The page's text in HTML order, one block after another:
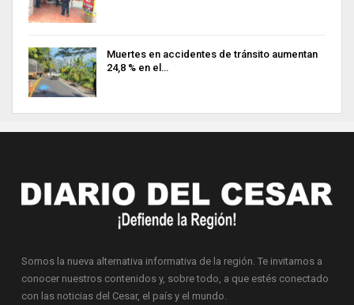
Muertes en accidentes de tránsito aumentan
24,8 % en el…
Somos la nueva alternativa informativa de la región. Te invitamos a
conocer nuestros contenidos y, sobre todo, a que estés conectado
con las noticias del Cesar, el país y el mundo.